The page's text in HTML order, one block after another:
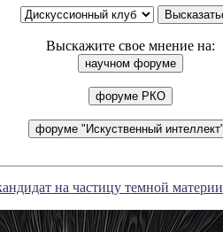
Выскажите свое мнение на:
на частицу темной материи